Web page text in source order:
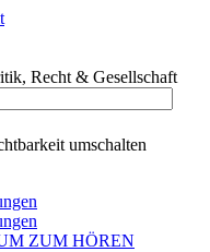
Recht & Gesellschaft
umschalten
ZUM HÖREN